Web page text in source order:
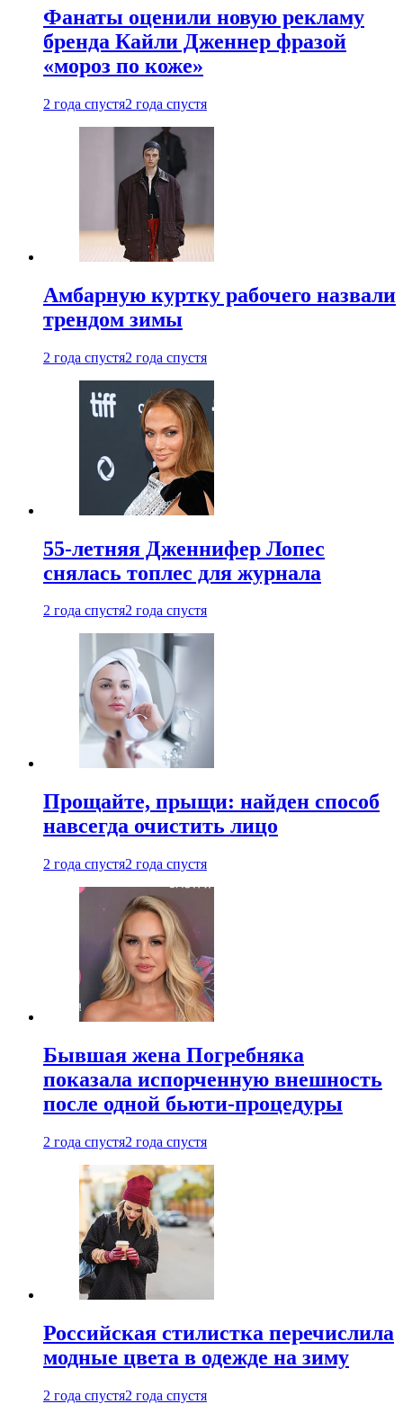
Фанаты оценили новую рекламу
бренда Кайли Дженнер фразой
«мороз по коже»
2 года спустя2 года спустя
Амбарную куртку рабочего назвали
трендом зимы
2 года спустя2 года спустя
55-летняя Дженнифер Лопес
снялась топлес для журнала
2 года спустя2 года спустя
Прощайте, прыщи: найден способ
навсегда очистить лицо
2 года спустя2 года спустя
Бывшая жена Погребняка
показала испорченную внешность
после одной бьюти-процедуры
2 года спустя2 года спустя
Российская стилистка перечислила
модные цвета в одежде на зиму
2 года спустя2 года спустя